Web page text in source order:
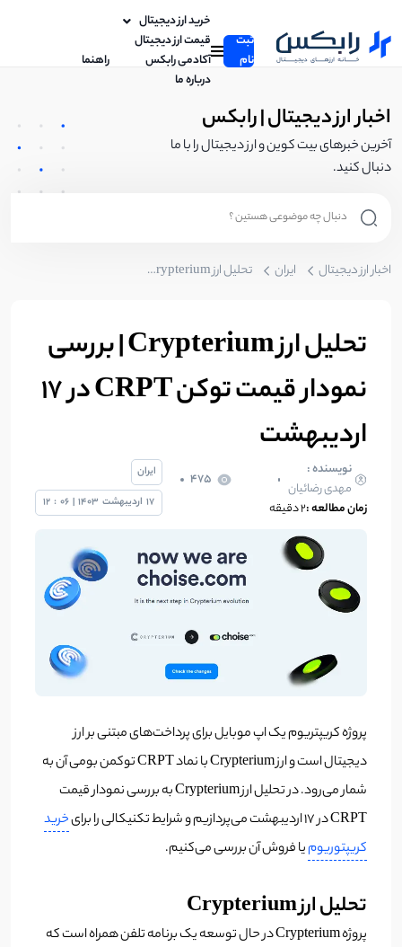
ثبت
نام
خرید ارز دیجیتال
قیمت ارز دیجیتال
آکادمی رابکس
راهنما
درباره ما
اخبار ارز دیجیتال | رابکس
آخرین خبرهای بیت کوین و ارز دیجیتال را با ما
دنبال کنید.
اخبار ارز دیجیتال ایران تحلیل ارز Crypterium | بررسی نمودار قیمت توکن CRPT در 17 اردیبهشت
تحلیل ارز Crypterium | بررسی
نمودار قیمت توکن CRPT در 17
اردیبهشت
نویسنده :
مهدی رضائیان
475
زمان مطالعه :2 دقیقه
ایران
17 اردیبهشت 1403
|
06
:
12
پروژه کریپتریوم یک اپ موبایل برای پرداخت‌های مبتنی بر ارز
دیجیتال است و ارز Crypterium با نماد CRPT توکمن بومی آن به
شمار می‌رود. در تحلیل ارز Crypterium به بررسی نمودار قیمت
CRPT در 17 اردیبهشت می‌پردازیم و شرایط تکنیکالی را برای
خرید
کریپتوریومیا فروش آن بررسی می‌کنیم.
تحلیل ارز Crypterium
پروژه Crypterium در حال توسعه یک برنامه تلفن همراه است که